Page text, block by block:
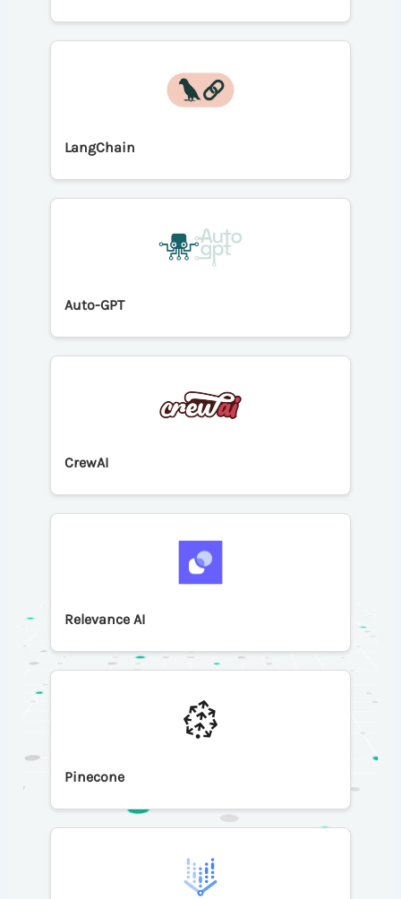
LangChain
Auto-GPT
CrewAI
Relevance AI
Pinecone